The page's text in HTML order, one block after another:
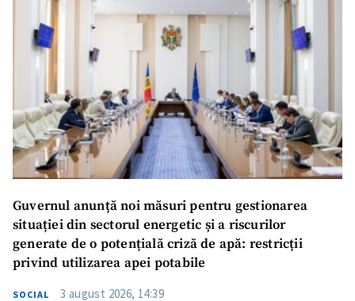
Guvernul anunță noi măsuri pentru gestionarea
situației din sectorul energetic și a riscurilor
generate de o potențială criză de apă: restricții
privind utilizarea apei potabile
SOCIAL 3 august 2026, 14:39